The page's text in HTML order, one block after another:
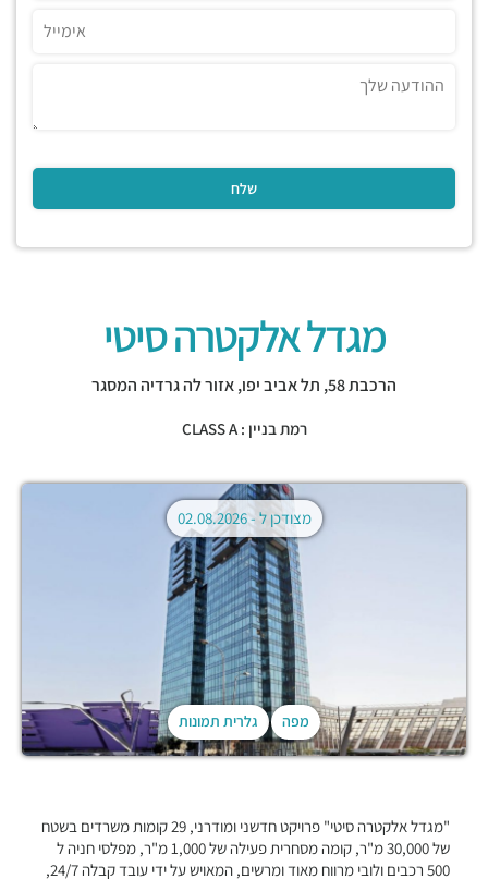
מגדל אלקטרה סיטי
הרכבת 58, תל אביב יפו,אזור לה גרדיה המסגר
רמת בניין : CLASS A
מפה גלרית תמונות
מצודכן ל -02.08.2026
"מגדל אלקטרה סיטי" פרויקט חדשני ומודרני, 29 קומות משרדים בשטח
של 30,000 מ"ר, קומה מסחרית פעילה של 1,000 מ"ר, מפלסי חניה ל
500 רכבים ולובי מרווח מאוד ומרשים, המאויש על ידי עובד קבלה 24/7,